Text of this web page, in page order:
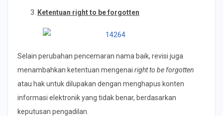
Ketentuan right to be forgotten
Selain perubahan pencemaran nama baik, revisi juga
menambahkan ketentuan mengenai right to be forgotten
atau hak untuk dilupakan dengan menghapus konten
informasi elektronik yang tidak benar, berdasarkan
keputusan pengadilan.